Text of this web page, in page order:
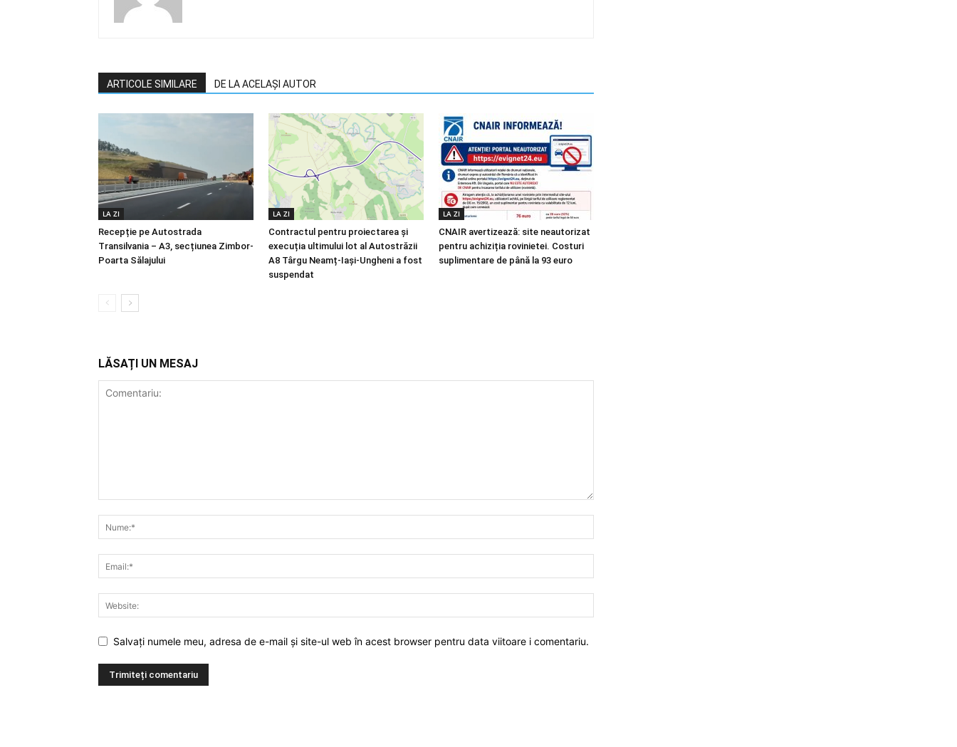
ARTICOLE SIMILARE DE LA ACELAȘI AUTOR
LA ZI
Recepție pe Autostrada
Transilvania – A3, secțiunea Zimbor-
Poarta Sălajului
LA ZI
Contractul pentru proiectarea și
execuția ultimului lot al Autostrăzii
A8 Târgu Neamț-Iași-Ungheni a fost
suspendat
LA ZI
CNAIR avertizează: site neautorizat
pentru achiziția rovinietei. Costuri
suplimentare de până la 93 euro
LĂSAȚI UN MESAJ
Salvați numele meu, adresa de e-mail și site-ul web în acest browser pentru data viitoare i comentariu.